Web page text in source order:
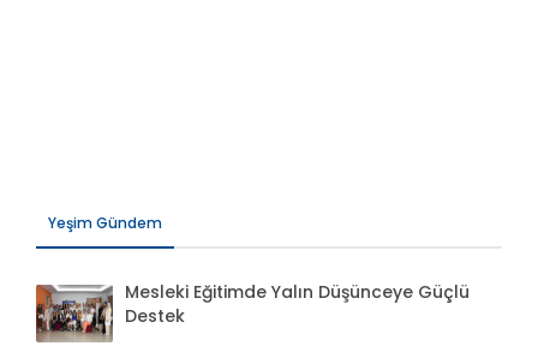
Yeşim Gündem
Mesleki Eğitimde Yalın Düşünceye Güçlü
Destek